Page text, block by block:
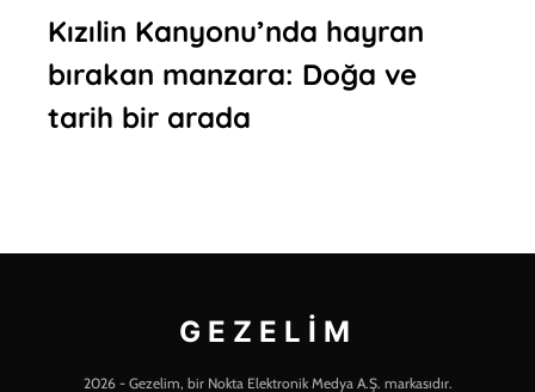
Kızılin Kanyonu’nda hayran
bırakan manzara: Doğa ve
tarih bir arada
GEZELIM
2026 - Gezelim, bir Nokta Elektronik Medya A.Ş. markasıdır.